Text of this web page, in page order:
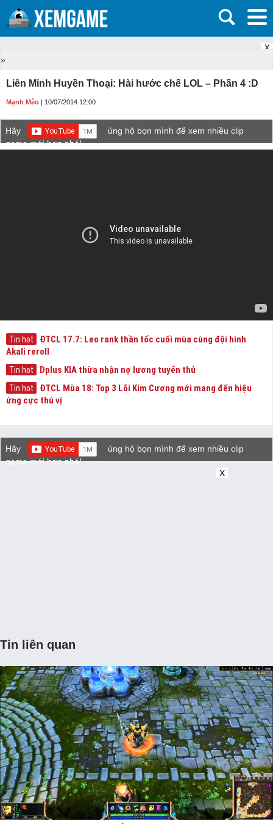
X
»
Liên Minh Huyền Thoại: Hài hước chế LOL – Phần 4 :D
Mạnh Mèo | 10/07/2014 12:00
Hãy
ủng hộ bọn mình để xem nhiều clip
game mới hơn nhé!
Tin hot
ĐTCL 17.7: Leo rank thần tốc cuối mùa cùng đội hình
Akali reroll
Tin hot Dplus KIA thừa nhận nợ lương tuyển thủ
Tin hot
ĐTCL Mùa 18: Top 3 Lõi Kim Cương mới mang đến hiệu
ứng cực thú vị
Hãy
ủng hộ bọn mình để xem nhiều clip
game mới hơn nhé!
X
Tin liên quan